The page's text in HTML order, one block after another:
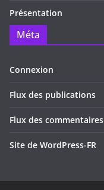
Présentation
Méta
Connexion
Flux des publications
Flux des commentaires
Site de WordPress-FR